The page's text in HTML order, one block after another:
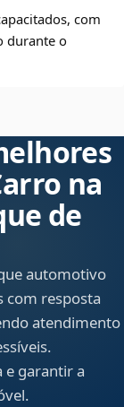
com
durante o
na
de
automotivo
com resposta
atendimento
e garantir a